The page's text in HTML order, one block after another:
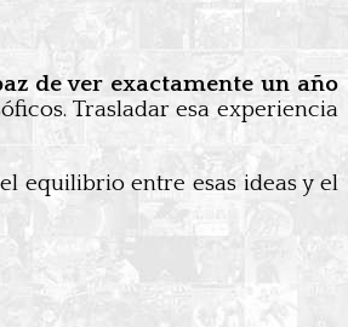
de ver exactamente un año
Trasladar esa experiencia
equilibrio entre esas ideas y el